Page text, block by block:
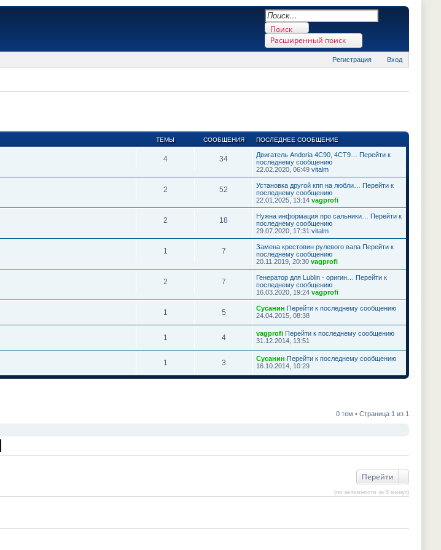
Поиск
Расширенный поиск
Вход
Регистрация
ТЕМЫ СООБЩЕНИЯ ПОСЛЕДНЕЕ СООБЩЕНИЕ
4 34 Двигатель Andoria 4C90, 4СТ9…
Перейти к
последнему сообщению
22.02.2020, 06:49 vitalm
2 52 Установка другой кпп на любли…
Перейти к
последнему сообщению
22.01.2025, 13:14 vagprofi
2 18 Нужна информация про сальники…
Перейти к
последнему сообщению
29.07.2020, 17:31 vitalm
1 7 Замена крестовин рулевого вала Перейти к
последнему сообщению
20.11.2019, 20:30 vagprofi
2 7 Генератор для Lublin - оригин…
Перейти к
последнему сообщению
16.03.2020, 19:24 vagprofi
1 5 Сусанин Перейти к последнему сообщению
24.04.2015, 08:38
1 4 vagprofi Перейти к последнему сообщению
31.12.2014, 13:51
1 3 Сусанин Перейти к последнему сообщению
16.10.2014, 10:29
0 тем • Страница 1 из 1
Перейти
(по активности за 5 минут)